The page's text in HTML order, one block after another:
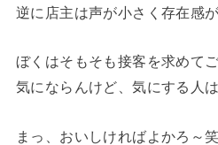
逆に店主は声が小さく存在感
ぼくはそもそも接客を求めて
気にならんけど、気にする人
まっ、おいしければよかろ～笑